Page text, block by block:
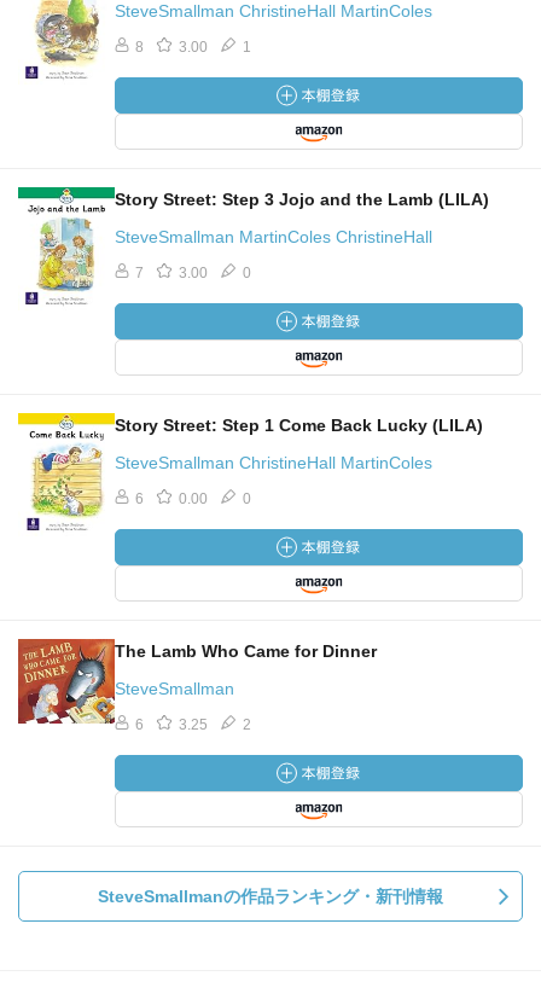
SteveSmallman ChristineHall MartinColes
8 3.00 1
Story Street: Step 3 Jojo and the Lamb (LILA)
SteveSmallman MartinColes ChristineHall
7 3.00 0
Story Street: Step 1 Come Back Lucky (LILA)
SteveSmallman ChristineHall MartinColes
6 0.00 0
The Lamb Who Came for Dinner
SteveSmallman
6 3.25 2
SteveSmallmanの作品ランキング・新刊情報